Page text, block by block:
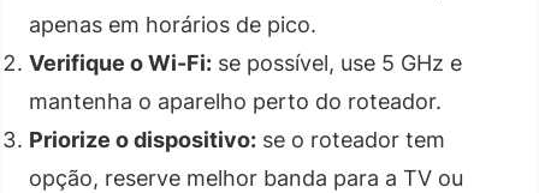
apenas em horários de pico.
Verifique o Wi-Fi: se possível, use 5 GHz e
mantenha o aparelho perto do roteador.
Priorize o dispositivo: se o roteador tem
opção, reserve melhor banda para a TV ou